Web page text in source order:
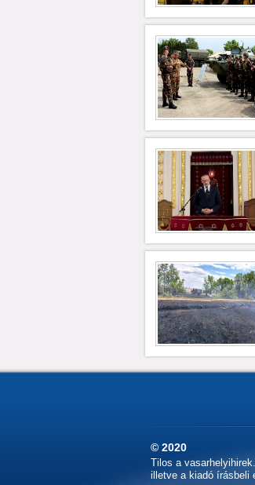
© 2020
Tilos a
illetve a kiadó írásbeli